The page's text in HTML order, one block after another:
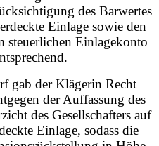
des Barwertes
Einlage sowie den
steuerlichen Einlagekonto
gab der Klägerin Recht
der Auffassung des
des Gesellschafters auf
Einlage, sodass die